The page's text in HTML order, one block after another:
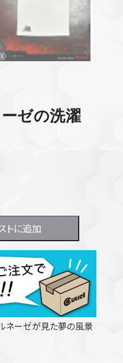
ゼの洗濯
トに追加
ネーゼが見た夢の風景